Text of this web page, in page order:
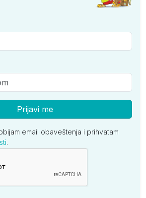
Prijavi me
email obaveštenja i prihvatam
.